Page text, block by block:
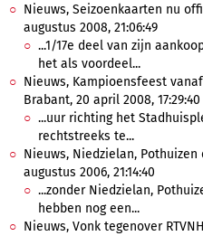
Nieuws, Seizoenkaarten nu
augustus 2008, 21:06:49
...1/17e deel van zijn
het als voordeel...
Nieuws, Kampioensfeest
Brabant, 20 april 2008, 17:29:40
...uur richting het
rechtstreeks te...
Nieuws, Niedzielan, Pothuizen
augustus 2006, 21:14:40
...zonder Niedzielan,
hebben nog een...
Nieuws, Vonk tegenover